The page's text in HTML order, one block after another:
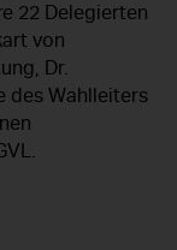
22 Delegierten
von
Dr.
des Wahlleiters